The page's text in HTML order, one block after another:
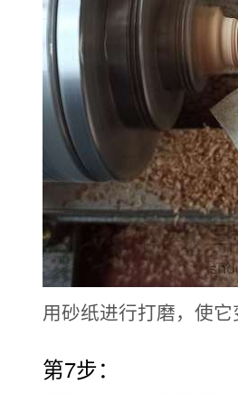
用砂纸进行打磨，使它
第7步：